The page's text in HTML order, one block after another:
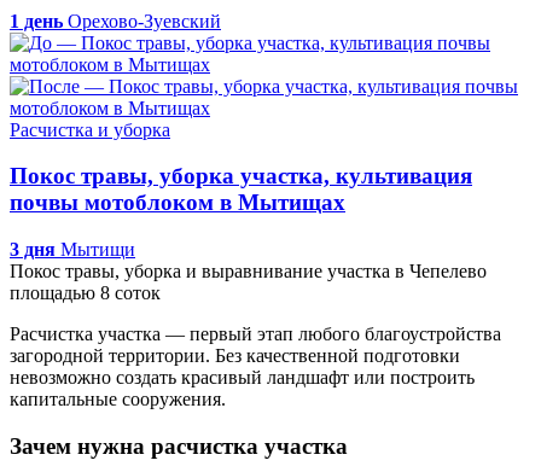
1 день Орехово-Зуевский
Расчистка и уборка
Покос травы, уборка участка, культивация
почвы мотоблоком в Мытищах
3 дня Мытищи
Покос травы, уборка и выравнивание участка в Чепелево
площадью 8 соток
Расчистка участка — первый этап любого благоустройства
загородной территории. Без качественной подготовки
невозможно создать красивый ландшафт или построить
капитальные сооружения.
Зачем нужна расчистка участка